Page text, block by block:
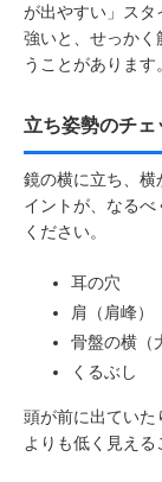
が出やすい」スタ
強いと、せっかく
うことがあります。
立ち姿勢のチェ
鏡の横に立ち、横
イントが、なる
ください。
耳の穴
肩（肩峰）
骨盤の横（
くるぶし
頭が前に出ていた
よりも低く見える